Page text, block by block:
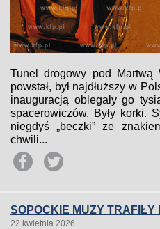
Tunel drogowy pod
powstał, był najdłuższy w
inauguracją oblegały go
spacerowiczów. Były korki.
niegdyś „beczki” ze
chwili...
SOPOCKIE MUZY TRAFIŁY
22 kwietnia 2026